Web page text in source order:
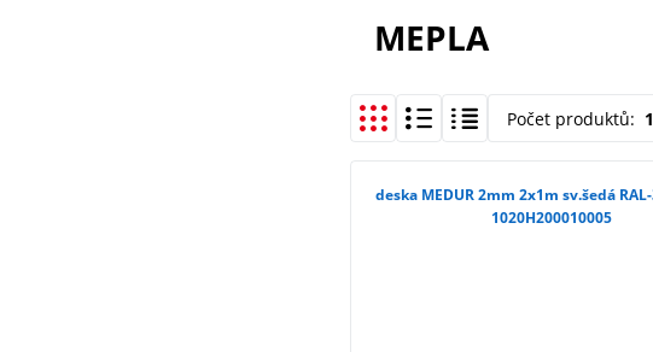
MEPLA
Počet produktů:
deska MEDUR 2mm 2x1m sv.šedá
1020H200010005